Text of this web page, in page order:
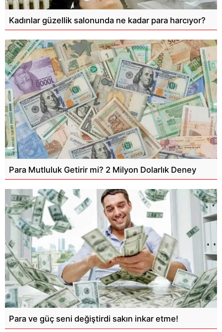
Kadınlar güzellik salonunda ne kadar para harcıyor?
Para Mutluluk Getirir mi? 2 Milyon Dolarlık Deney
Para ve güç seni değiştirdi sakın inkar etme!